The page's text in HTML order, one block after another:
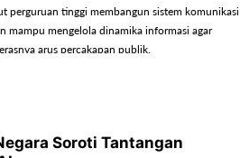
perguruan tinggi membangun sistem komunikasi
mampu mengelola dinamika informasi agar
arus percakapan publik.
Soroti Tantangan